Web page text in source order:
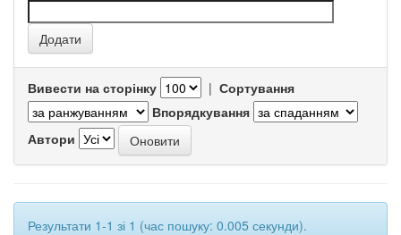
Вивести на сторінку | Сортування
Впорядкування
Автори
Результати 1-1 зі 1 (час пошуку: 0.005 секунди).